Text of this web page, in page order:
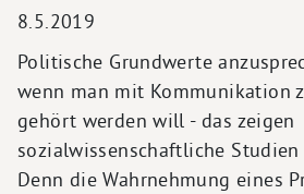
8.5.2019
Politische Grundwerte
wenn man mit Kommunikation
gehört werden will - das zeigen
sozialwissenschaftliche
Denn die Wahrnehmung eines